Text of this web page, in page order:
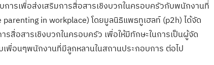
ารเพื่อส่งเสริมการสื่อสารเชิงบวกในครอบครัวกับพนักงานที่
in workplace) โดยมูลนิธิแพธทูเฮลท์ (p2h) ได้จัด
สื่อสารเชิงบวกในครอบครัว เพื่อให้มีทักษะในการเป็นผู้จัด
เพื่อนๆพนักงานที่มีลูกหลานในสถานประกอบการ ต่อไป